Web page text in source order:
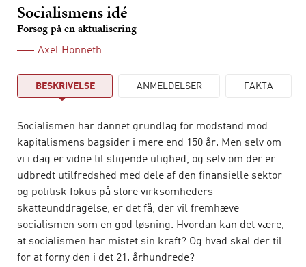
Socialismens idé
Forsøg på en aktualisering
Axel Honneth
BESKRIVELSE ANMELDELSER FAKTA
Socialismen har dannet grundlag for modstand mod
kapitalismens bagsider i mere end 150 år. Men selv om
vi i dag er vidne til stigende ulighed, og selv om der er
udbredt utilfredshed med dele af den finansielle sektor
og politisk fokus på store virksomheders
skatteunddragelse, er det få, der vil fremhæve
socialismen som en god løsning. Hvordan kan det være,
at socialismen har mistet sin kraft? Og hvad skal der til
for at forny den i det 21. århundrede?